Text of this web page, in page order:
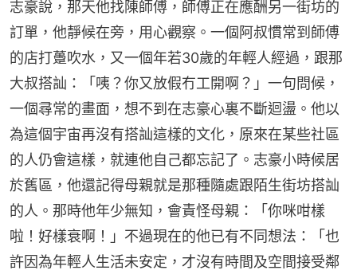
志豪說，那天他找陳師傅，師傅正在應酬另一街坊的
訂單，他靜候在旁，用心觀察。一個阿叔慣常到師傅
的店打躉吹水，又一個年若30歲的年輕人經過，跟那
大叔搭訕：「咦？你又放假冇工開啊？」一句問候，
一個尋常的畫面，想不到在志豪心裏不斷迴盪。他以
為這個宇宙再沒有搭訕這樣的文化，原來在某些社區
的人仍會這樣，就連他自己都忘記了。志豪小時候居
於舊區，他還記得母親就是那種隨處跟陌生街坊搭訕
的人。那時他年少無知，會責怪母親：「你咪咁樣
啦！好樣衰啊！」不過現在的他已有不同想法：「也
許因為年輕人生活未安定，才沒有時間及空間接受鄰